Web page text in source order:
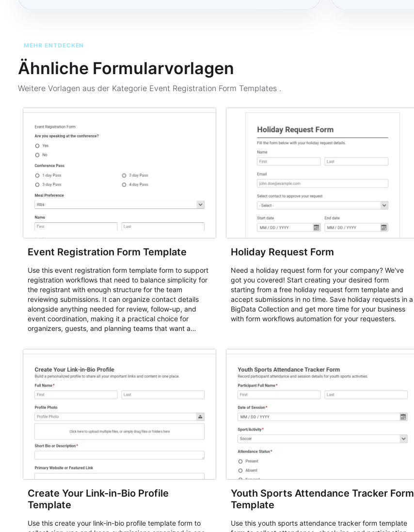
MEHR ENTDECKEN
Ähnliche Formularvorlagen
Weitere Vorlagen aus der Kategorie Event Registration Form Templates .
Event Registration Form Template
Use this event registration form template form to support
registration workflows that need to balance simplicity for
the registrant with enough structure for the team
reviewing submissions. It can organize contact details
alongside anything needed for review, follow-up, and
event coordination, making it a practical choice for
organizers, guests, and planning teams that want a
and participant management. The form is suitable for
student enrollment, volunteer registration, business event
intake, and membership participation. It helps keep
responses standardized so organizers can evaluate
submissions, manage next steps, and maintain cleaner
registration records over time.
Holiday Request Form
Need a holiday request form for your company? We've
got you covered! Start creating your desired form
starting from a free holiday request form template and
accept submissions in no time. Save holiday requests in a
BigData Collection and get more time for your business
with form workflows automation for your requesters.
Create Your Link-in-Bio Profile
Template
Use this create your link-in-bio profile template form to
Youth Sports Attendance Tracker Form
Template
Use this youth sports attendance tracker form template